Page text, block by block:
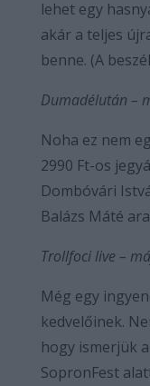
lehet egy
akár a teljes
benne. (A
Dumadélután –
Noha ez nem
2990 Ft-os
Dombóvári
Balázs Máté
Trollfoci live –
Még egy
kedvelőinek.
hogy ismerjük
SopronFest